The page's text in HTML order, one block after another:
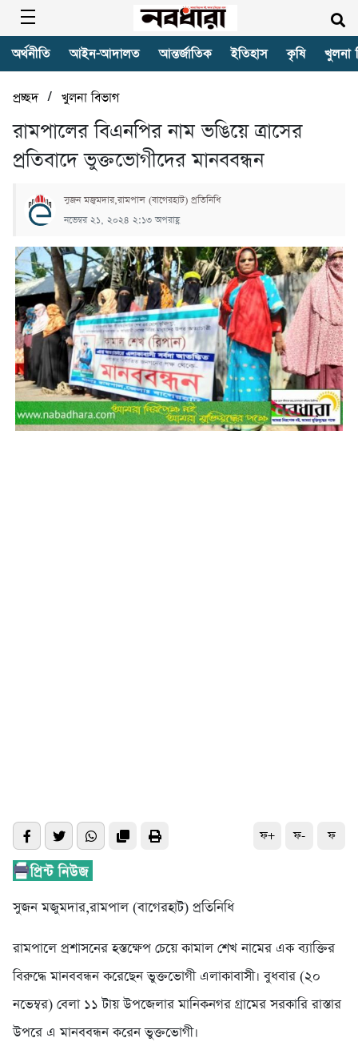
অর্থনীতি আইন-আদালত আন্তর্জাতিক ইতিহাস কৃষি খুলনা
প্রচ্ছদ/ খুলনা বিভাগ
রামপালের বিএনপির নাম ভঙিয়ে ত্রাসের
প্রতিবাদে ভুক্তভোগীদের মানববন্ধন
সুজন মজুমদার,রামপাল (বাগেরহাট) প্রতিনিধি
নভেম্বর ২১, ২০২৪ ২:১৩ অপরাহ্ণ
ফ+ ফ- ফ
সুজন মজুমদার,রামপাল (বাগেরহাট) প্রতিনিধি
রামপালে প্রশাসনের হস্তক্ষেপ চেয়ে কামাল শেখ নামের এক ব্যাক্তির
বিরুদ্ধে মানববন্ধন করেছেন ভুক্তভোগী এলাকাবাসী। বুধবার (২০
নভেম্বর) বেলা ১১ টায় উপজেলার মানিকনগর গ্রামের সরকারি রাস্তার
উপরে এ মানববন্ধন করেন ভুক্তভোগী।